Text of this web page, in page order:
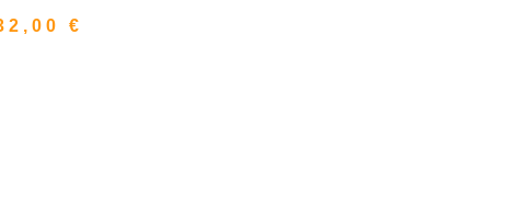
€